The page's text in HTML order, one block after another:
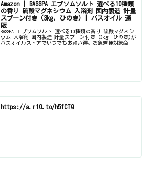
Amazon | BASSPA エプソムソルト 選べる10種類
の香り 硫酸マグネシウム 入浴剤 国内製造 計量
スプーン付き (3kg, ひのき) | バスオイル 通
販
BASSPA エプソムソルト 選べる10種類の香り 硫酸マグネシ
ウム 入浴剤 国内製造 計量スプーン付き (3kg, ひのき)が
バスオイルストアでいつでもお買い得。お急ぎ便対象商品
https://a.r10.to/h5fCTQ